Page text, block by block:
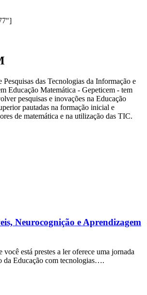
das Tecnologias da Informação e
Educação Matemática - Gepeticem - tem
pesquisas e inovações na Educação
pautadas na formação inicial e
de matemática e na utilização das TIC.
Neurocognição e Aprendizagem
está prestes a ler oferece uma jornada
da Educação com tecnologias….